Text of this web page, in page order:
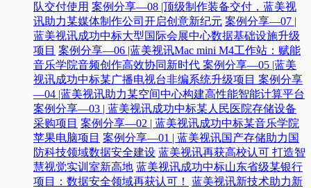
队交付使用 案例分享—08 |顶级制作装备交付，蓝美视
讯助力某媒体制作公司开启创意新纪元 案例分享—07 |
蓝美视讯成功中标大型国际会展中心数据基础设施升级
项目 案例分享—06 |蓝美视讯Mac mini M4工作站：赋能
音乐学院音频创作高效协同新时代​ 案例分享—05 |蓝美
视讯成功中标某广播电视台非编系统升级项目​ 案例分享
—04 |蓝美视讯助力某空间中心构建高性能智能计算平台​
案例分享—03 | 蓝美视讯成功中标某人民医院存储设备
采购项目 案例分享—02 | 蓝美视讯成功中标某音乐学院
苹果电脑项目 案例分享—01 | 蓝美视讯国产存储助力国
防科技领域数据安全建设 蓝美视讯再获高校认可 打造智
慧视觉实训室新高地 蓝美视讯成功中标山东省级某银行
项目：数据安全领域再获认可！
蓝美视讯新技术助力新